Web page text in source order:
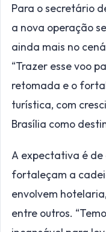
Para o secretário
a nova operação
ainda mais no
“Trazer esse voo
retomada e o
turística, com
Brasília como
A expectativa é de
fortaleçam a
envolvem
entre outros.